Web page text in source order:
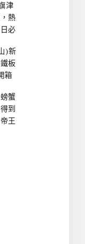
津
熱
必
)新
板
箱
蟹
到
王